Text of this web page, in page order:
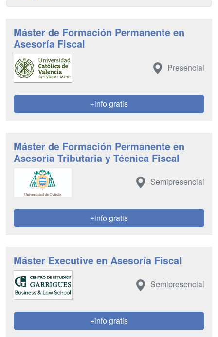
Máster de Formación Permanente en
Asesoría Fiscal
Presencial
+info gratis
Máster de Formación Permanente en
Asesoria Tributaria y Técnica Fiscal
Semipresencial
+info gratis
Máster Executive en Asesoría Fiscal
Semipresencial
+info gratis